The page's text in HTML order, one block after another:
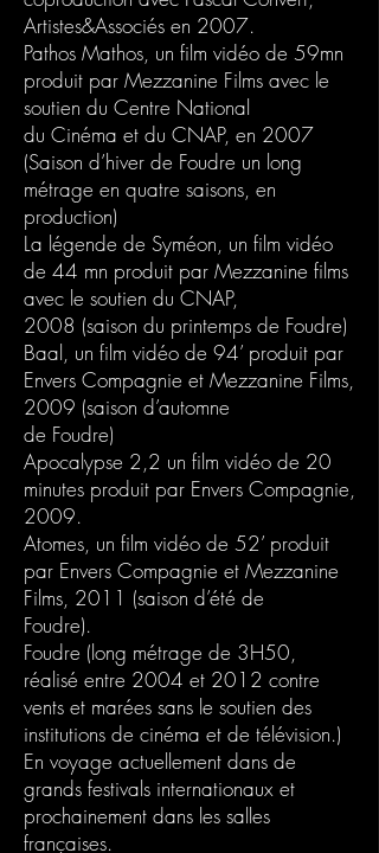
Artistes&Associés en 2007.
Pathos Mathos, un film vidéo de 59mn
produit par Mezzanine Films avec le
soutien du Centre National
du Cinéma et du CNAP, en 2007
(Saison d’hiver de Foudre un long
métrage en quatre saisons, en
production)
La légende de Syméon, un film vidéo
de 44 mn produit par Mezzanine films
avec le soutien du CNAP,
2008 (saison du printemps de Foudre)
Baal, un film vidéo de 94’ produit par
Envers Compagnie et Mezzanine Films,
2009 (saison d’automne
de Foudre)
Apocalypse 2,2 un film vidéo de 20
minutes produit par Envers Compagnie,
2009.
Atomes, un film vidéo de 52’ produit
par Envers Compagnie et Mezzanine
Films, 2011 (saison d’été de
Foudre).
Foudre (long métrage de 3H50,
réalisé entre 2004 et 2012 contre
vents et marées sans le soutien des
institutions de cinéma et de télévision.)
En voyage actuellement dans de
grands festivals internationaux et
prochainement dans les salles
françaises.